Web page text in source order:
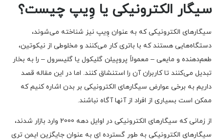
سیگار الکترونیکی یا وِیپ چیست؟
سیگارهای الکترونیکی که به عنوان وِیپ نیز شناخته می‌شوند،
دستگاه‌هایی هستند که با باتری کار می‌کنند و مخلوطی از نیکوتین،
طعم‌دهنده و مایعی – معمولاً پروپیلن گلیکول یا گلیسرول – را به بخار
تبدیل می‌کنند تا کاربران آن را استنشاق کنند. اما در این مقاله قصد
داریم به برخی عوارض سیگارهای الکترونیکی بر بدن اشاره کنیم که
ممکن است بسیاری از افراد از آنها آگاه نباشند.
از زمانی که سیگارهای الکترونیکی در اوایل دهه 2000 وارد بازار شدند،
سیگارهای الکترونیکی به طور گسترده ای به عنوان جایگزین ایمن تری